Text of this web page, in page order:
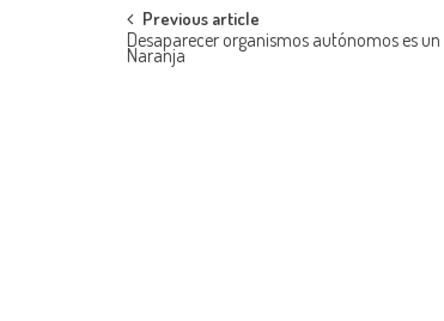
Post
navigation
Previous article
Desaparecer organismos autónomos es
Naranja